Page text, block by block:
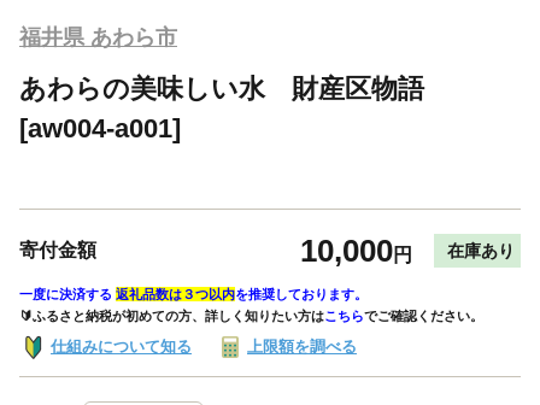
福井県 あわら市
あわらの美味しい水 財産区物語
[aw004-a001]
寄付金額 10,000円 在庫あり
一度に決済する 返礼品数は３つ以内を推奨しております。
🔰ふるさと納税が初めての方、詳しく知りたい方はこちらでご確認ください。
仕組みについて知る 上限額を調べる